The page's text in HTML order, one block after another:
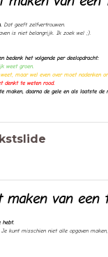
Dat geeft zelfvertrouwen.
is niet belangrijk. Ik zoek wel ;).
bedenk het volgende per deelopdracht:
weet groen.
maar wel even over moet nadenken
denkt te weten rood.
maken, daarna de gele en als laatste de
maken van een
hebt.
Je kunt misschien niet alle opgaven